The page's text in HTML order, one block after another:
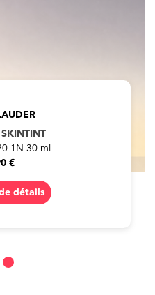
SKINTINT
1N 30 ml
€
détails